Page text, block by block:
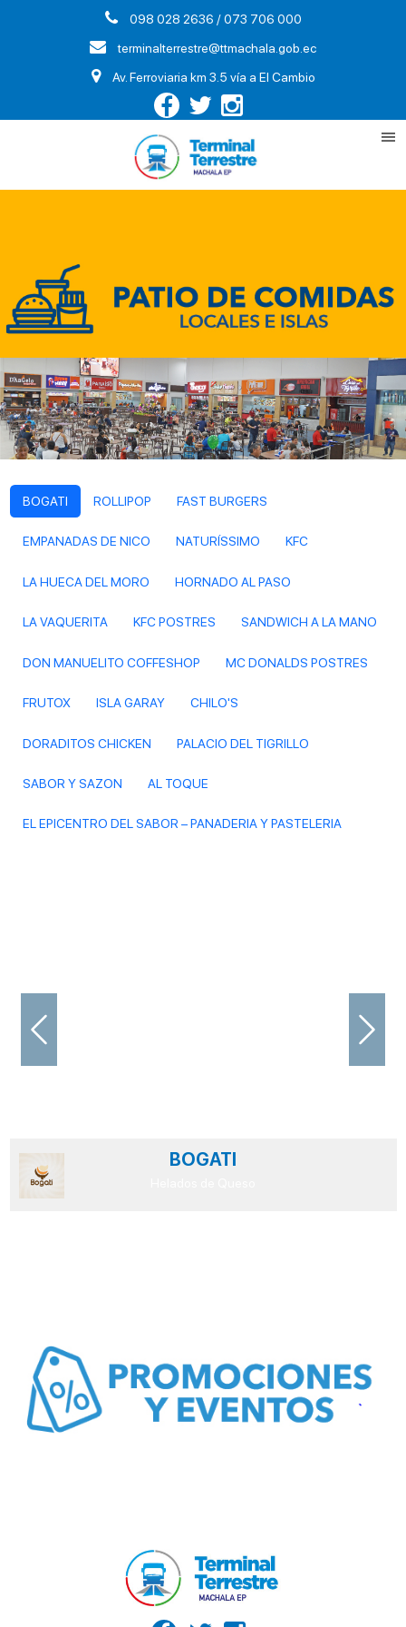
098 028 2636 / 073 706 000
terminalterrestre@ttmachala.gob.ec
Av. Ferroviaria km 3.5 vía a El Cambio
BOGATI ROLLIPOP FAST BURGERS
EMPANADAS DE NICO NATURÍSSIMO KFC
LA HUECA DEL MORO HORNADO AL PASO
LA VAQUERITA KFC POSTRES SANDWICH A LA MANO
DON MANUELITO COFFESHOP MC DONALDS POSTRES
FRUTOX ISLA GARAY CHILO'S
DORADITOS CHICKEN PALACIO DEL TIGRILLO
SABOR Y SAZON AL TOQUE
EL EPICENTRO DEL SABOR – PANADERIA Y PASTELERIA
BOGATI
Previous Next